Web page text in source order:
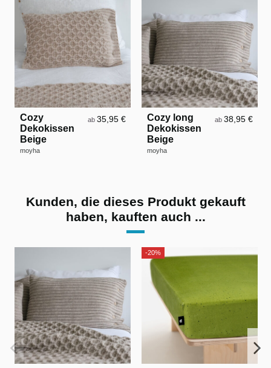
Cozy
Dekokissen
Beige
moyha
ab 35,95 €
Cozy long
Dekokissen
Beige
moyha
ab 38,95 €
Kunden, die dieses Produkt gekauft
haben, kauften auch ...
-20%